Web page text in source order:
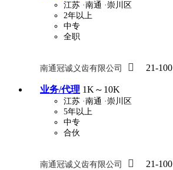
江苏 ·南通 ·崇川区
2年以上
中专
全职
南通冠诚义齿有限公司  21-100
业务/代理 1K～10K
江苏 ·南通 ·崇川区
5年以上
中专
合伙
南通冠诚义齿有限公司  21-100